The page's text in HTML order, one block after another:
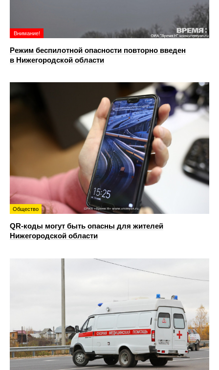
Внимание!
Режим беспилотной опасности повторно введен
в Нижегородской области
Общество
QR-коды могут быть опасны для жителей
Нижегородской области